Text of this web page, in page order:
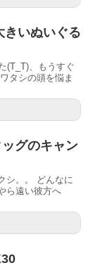
きいぬいぐる
(T_T)、もうすぐ
タシの頭を悩ま
グのキャン
シ。。 どんなに
ら遠い彼方へ